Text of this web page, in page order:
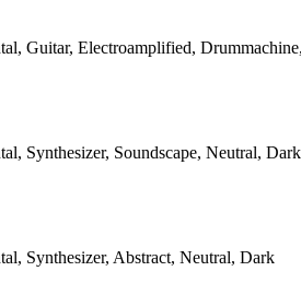
Guitar, Electroamplified,
Synthesizer, Soundscape, Neutral, Dark
Synthesizer, Abstract, Neutral, Dark